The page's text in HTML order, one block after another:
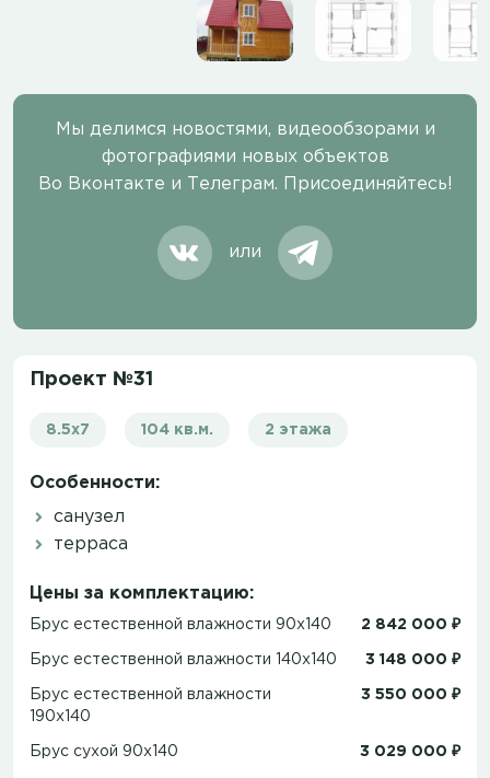
Мы делимся новостями, видеообзорами и
фотографиями новых объектов
Во Вконтакте и Телеграм. Присоединяйтесь!
или
Проект №31
8.5x7 104 кв.м. 2 этажа
Особенности:
санузел
терраса
Цены за комплектацию:
Брус естественной влажности 90x140 2 842 000 ₽
Брус естественной влажности 140x140 3 148 000 ₽
Брус естественной влажности
190x140
3 550 000 ₽
Брус сухой 90x140 3 029 000 ₽